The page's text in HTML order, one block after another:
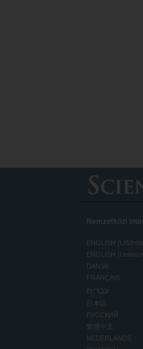
Nemzetközi
ENGLISH (US/
ENGLISH (United
DANSK
FRANÇAIS
עברית
日本語
РУССКИЙ
繁體中文
NEDERLANDS